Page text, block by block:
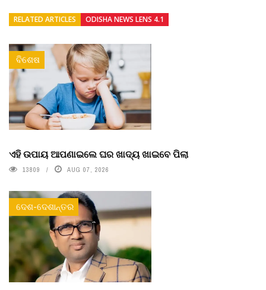
RELATED ARTICLES ODISHA NEWS LENS 4.1
ବିଶେଷ
ଏହି ଉପାୟ ଆପଣାଇଲେ ଘର ଖାଦ୍ୟ ଖାଇବେ ପିଲା
13809 AUG 07, 2026
ଦେଶ-ଦେଶାନ୍ତର